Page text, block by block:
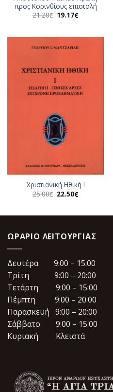
προς Κορινθίους επιστολή
21.20€ Original
price
19.17€Η
19.17€.
Χριστιανική Ηθική Ι
25.00€ Original
price
22.50€Η
22.50€.
ΩΡΆΡΙΟ ΛΕΙΤΟΥΡΓΊΑΣ
Δευτέρα 9:00 – 15:00
Τρίτη 9:00 – 20:00
Τετάρτη 9:00 – 15:00
Πέμπτη 9:00 – 20:00
Παρασκευή 9:00 – 20:00
Σάββατο 9:00 – 15:00
Κυριακή Κλειστά